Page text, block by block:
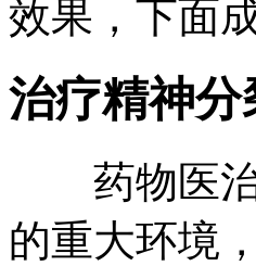
效果，下面
治疗精神分
药物医治
的重大环境